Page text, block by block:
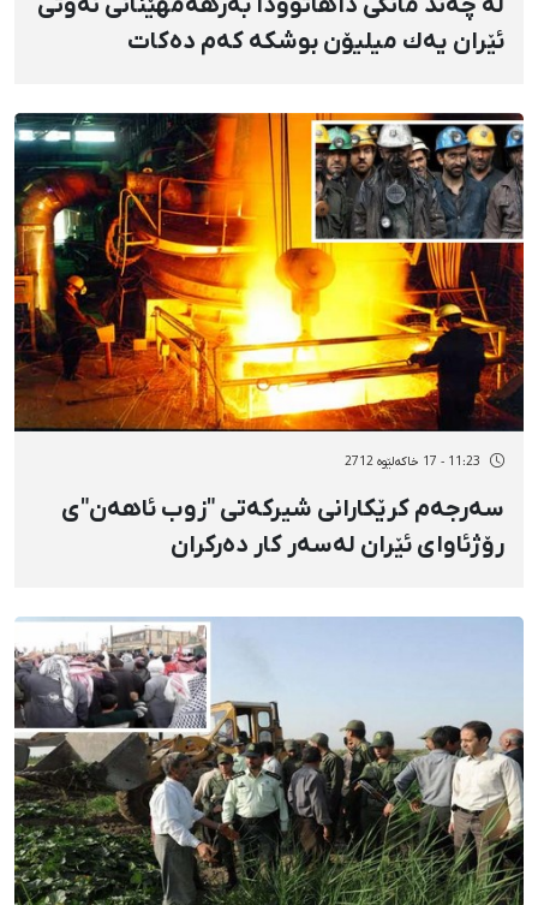
ئێران یەك میلیۆن بوشكە كەم دەكات
11:23 - 17 خاکەلێوه 2712
سەرجەم كرێكارانی شیركەتی "زوب ئاهەن"‌ی
رۆژئاوای ئێران لەسەر كار دەركران